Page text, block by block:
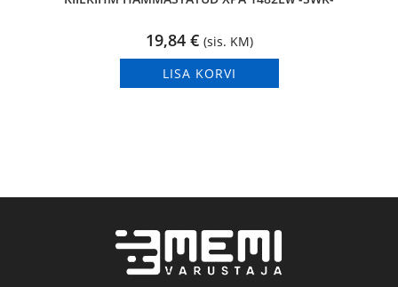
19,84 € (sis. KM)
LISA KORVI